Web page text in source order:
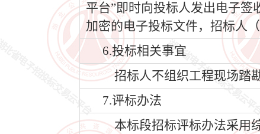
平台”即时向投标人发出电子
加密的电子投标文件，招标人
6.投标相关事宜
招标人不组织工程现场踏勘
7.评标办法
本标段招标评标办法采用综